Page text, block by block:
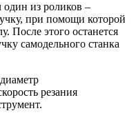
один из роликов –
при помощи которой
После этого останется
самодельного станка
резания